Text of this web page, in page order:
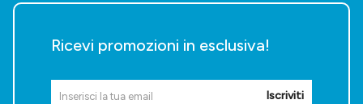
Ricevi promozioni in esclusiva!
Iscriviti